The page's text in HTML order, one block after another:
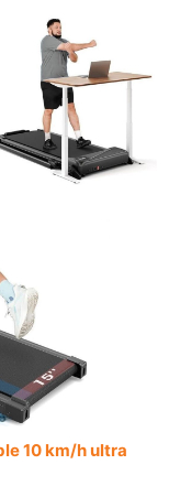
10 km/h ultra